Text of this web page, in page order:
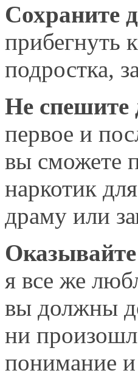
Сохраните
прибегнуть
подростка,
Не спешите
первое и
вы сможете
наркотик
драму или
я все же
вы должны
ни
понимание